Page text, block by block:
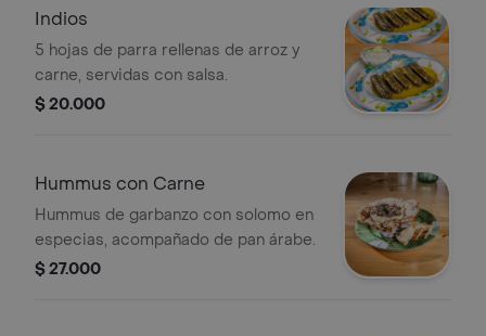
Indios
5 hojas de parra rellenas de arroz y
carne, servidas con salsa.
$ 20.000
Hummus con Carne
Hummus de garbanzo con solomo en
especias, acompañado de pan árabe.
$ 27.000